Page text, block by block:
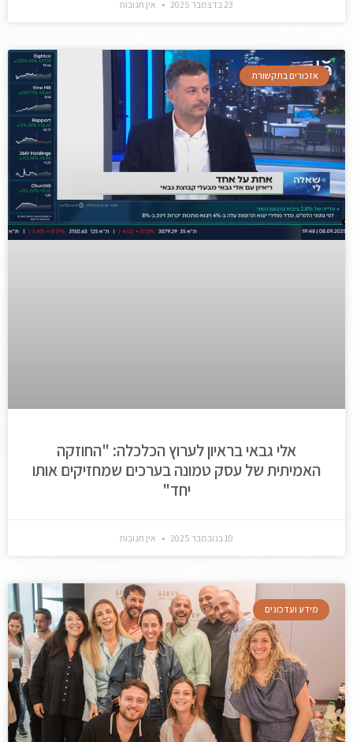
23 בדצמבר 2025 אין תגובות
אזכורים בתקשורת
אלי גבאי בראיון לערוץ הכלכלה: "החוזקה
האמיתית של עסק טמונה בערכים שמחזיקים אותו
יחד"
10 בנובמבר 2025 אין תגובות
מידע ועדכונים